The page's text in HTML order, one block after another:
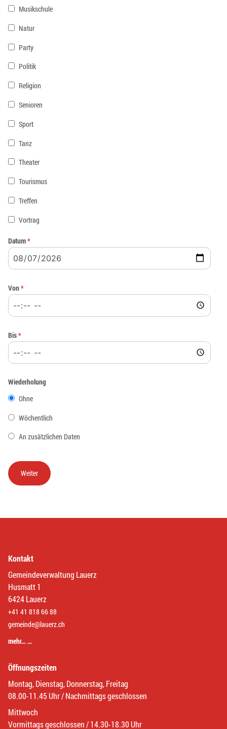
Musikschule
Natur
Party
Politik
Religion
Senioren
Sport
Tanz
Theater
Tourismus
Treffen
Vortrag
Datum*
Von*
Bis*
Wiederholung
Ohne
Wöchentlich
An zusätzlichen Daten
Kontakt
Gemeindeverwaltung Lauerz
Husmatt 1
6424 Lauerz
+41 41 818 66 88
gemeinde@lauerz.ch
mehr… …
Öffnungszeiten
Montag, Dienstag, Donnerstag, Freitag
08.00-11.45 Uhr / Nachmittags geschlossen
Mittwoch
Vormittags geschlossen / 14.30-18.30 Uhr